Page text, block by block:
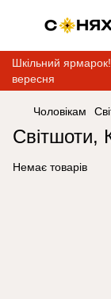
Шкільний ярмарок!
вересня
Чоловікам
Світшоти,
Немає товарів